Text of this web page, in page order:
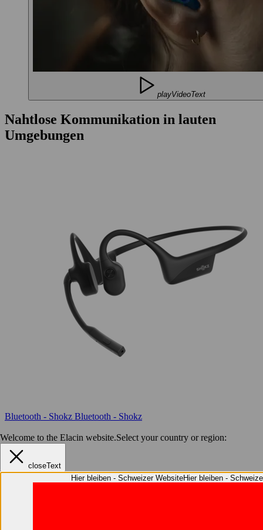
playVideoText
Nahtlose Kommunikation in lauten
Umgebungen
Bluetooth - Shokz Bluetooth - Shokz
Welcome to the Elacin website.Select your country or region:
closeText
Hier bleiben - Schweizer WebsiteHier bleiben -